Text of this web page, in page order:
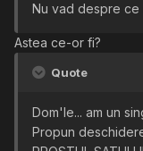
Nu vad despre ce
Astea ce-or fi?
Quote
Dom'le... am un
Propun